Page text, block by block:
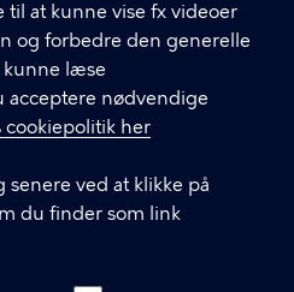
til at kunne vise fx videoer
og forbedre den generelle
kunne læse
acceptere nødvendige
cookiepolitik her
ved at klikke på
du finder som link
- Opvækst